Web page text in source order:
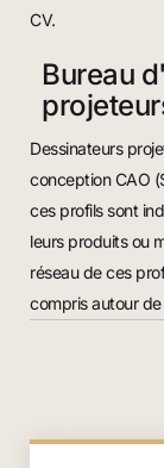
CV.
Bureau
Dessinateurs
conception CAO
ces profils sont
leurs produits ou
réseau de ces
compris autour de